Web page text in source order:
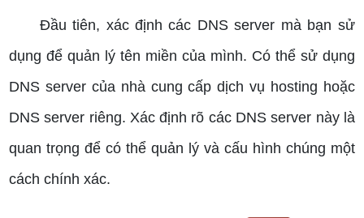
Đầu tiên, xác định các DNS server mà bạn sử
dụng để quản lý tên miền của mình. Có thể sử dụng
DNS server của nhà cung cấp dịch vụ hosting hoặc
DNS server riêng. Xác định rõ các DNS server này là
quan trọng để có thể quản lý và cấu hình chúng một
cách chính xác.